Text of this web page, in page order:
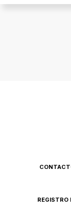
REGISTRO